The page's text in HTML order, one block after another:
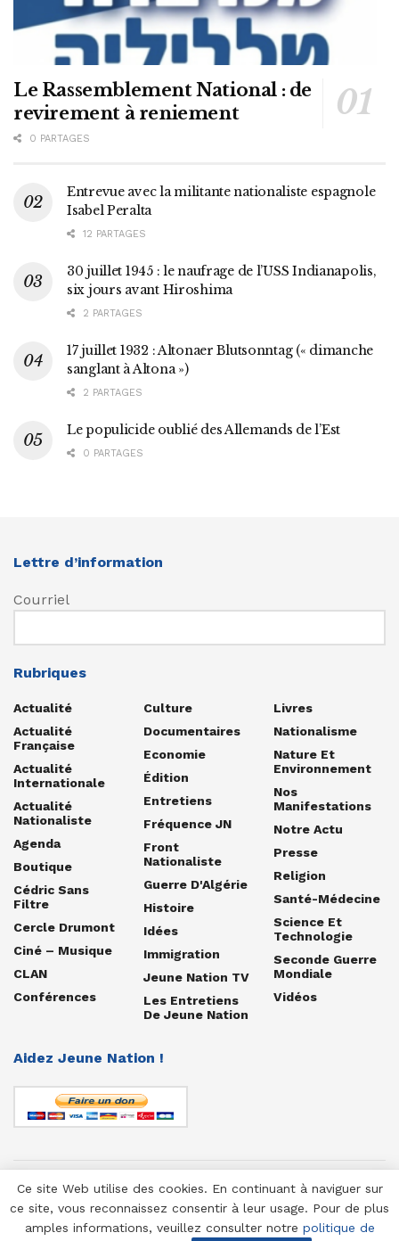
Le Rassemblement National : de
revirement à reniement
0 PARTAGES
Entrevue avec la militante nationaliste espagnole
Isabel Peralta
12 PARTAGES
30 juillet 1945 : le naufrage de l’USS Indianapolis,
six jours avant Hiroshima
2 PARTAGES
17 juillet 1932 : Altonaer Blutsonntag (« dimanche
sanglant à Altona »)
2 PARTAGES
Le populicide oublié des Allemands de l’Est
0 PARTAGES
Lettre d’information
Courriel
Rubriques
Actualité
Actualité
Française
Actualité
Internationale
Actualité
Nationaliste
Agenda
Boutique
Cédric Sans
Filtre
Cercle Drumont
Ciné – Musique
CLAN
Conférences
Culture
Documentaires
Economie
Édition
Entretiens
Fréquence JN
Front
Nationaliste
Guerre D'Algérie
Histoire
Idées
Immigration
Jeune Nation TV
Les Entretiens
De Jeune Nation
Livres
Nationalisme
Nature Et
Environnement
Nos
Manifestations
Notre Actu
Presse
Religion
Santé-Médecine
Science Et
Technologie
Seconde Guerre
Mondiale
Vidéos
Aidez Jeune Nation !
© 1958-2025 Jeune Nation
Ce site Web utilise des cookies. En continuant à naviguer sur
ce site, vous reconnaissez consentir à leur usage. Pour de plus
amples informations, veuillez consulter notre politique de